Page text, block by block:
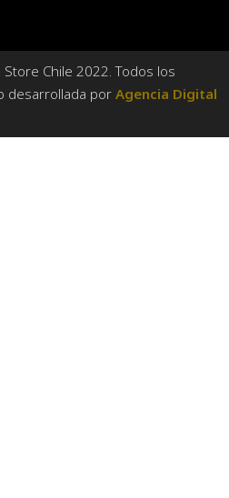
Chile 2022. Todos los
desarrollada por Agencia Digital